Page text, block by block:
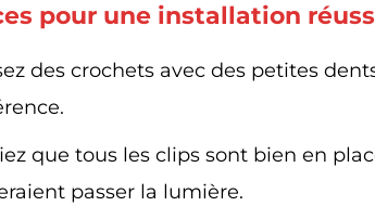
pour une installation
des crochets avec des petites
que tous les clips sont bien en
passer la lumière.